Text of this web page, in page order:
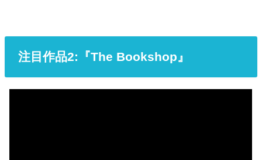
注目作品2:『The Bookshop』